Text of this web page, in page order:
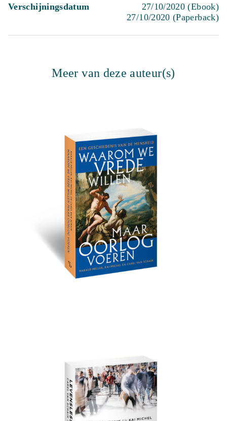
Verschijningsdatum
27/10/2020 (Ebook)
27/10/2020 (Paperback)
Meer van deze auteur(s)